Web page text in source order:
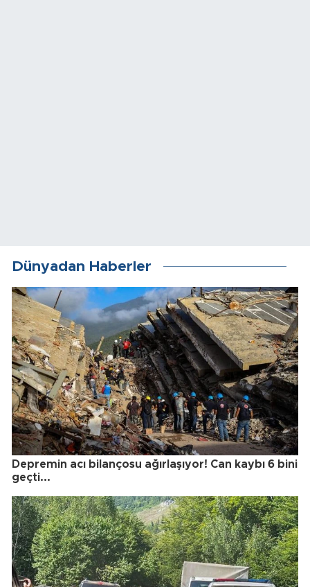
Dünyadan Haberler
Depremin acı bilançosu ağırlaşıyor! Can kaybı 6 bini
geçti...